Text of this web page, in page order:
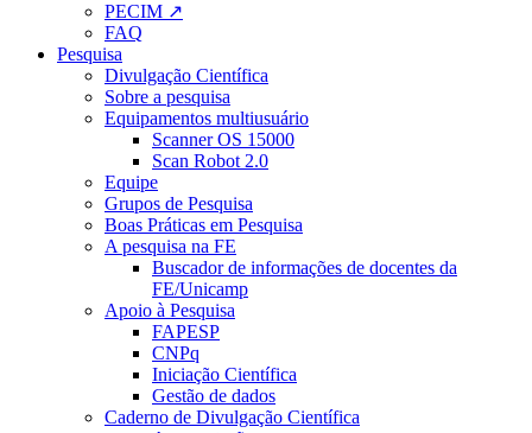
PECIM ↗
FAQ
Pesquisa
Divulgação Científica
Sobre a pesquisa
Equipamentos multiusuário
Scanner OS 15000
Scan Robot 2.0
Equipe
Grupos de Pesquisa
Boas Práticas em Pesquisa
A pesquisa na FE
Buscador de informações de docentes da
FE/Unicamp
Apoio à Pesquisa
FAPESP
CNPq
Iniciação Científica
Gestão de dados
Caderno de Divulgação Científica